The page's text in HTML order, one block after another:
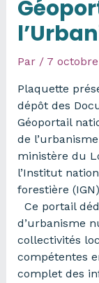
Par / 7 octobre
Plaquette
dépôt des
Géoportail
de
ministère du
l’Institut
forestière
Ce portail
d’urbanisme
collectivités
compétentes
complet des